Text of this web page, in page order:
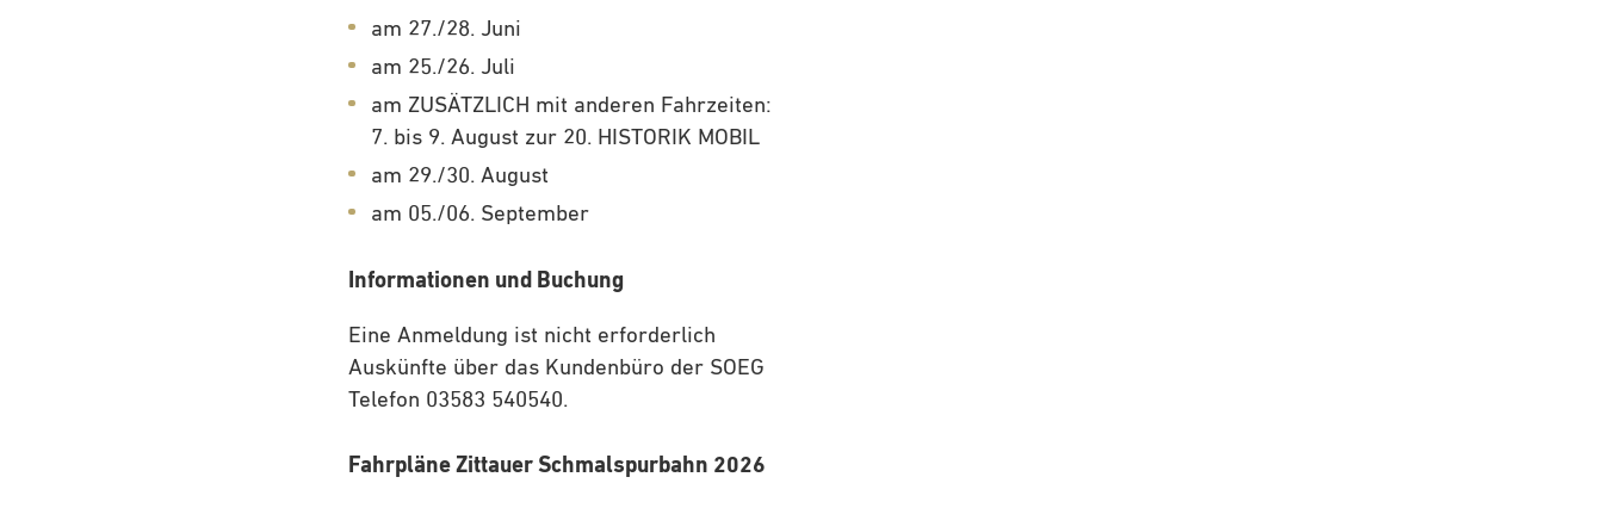
am 27./28. Juni
am 25./26. Juli
am ZUSÄTZLICH mit anderen Fahrzeiten:
7. bis 9. August zur 20. HISTORIK MOBIL
am 29./30. August
am 05./06. September
Informationen und Buchung
Eine Anmeldung ist nicht erforderlich
Auskünfte über das Kundenbüro der SOEG
Telefon 03583 540540.
Fahrpläne Zittauer Schmalspurbahn 2026